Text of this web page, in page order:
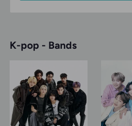
K-pop - Bands